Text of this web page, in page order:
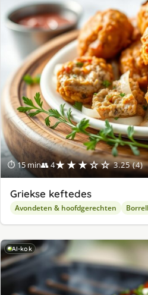
⏱ 15 min👥 4★★★☆☆ 3.25 (4)
Griekse keftedes
Avondeten & hoofdgerechten
AI-kok